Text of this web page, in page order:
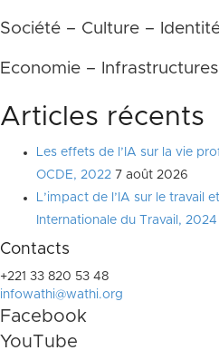
Société – Culture –
Economie –
Articles récents
Les effets de l’IA sur la vie
OCDE, 2022 7 août 2026
L’impact de l’IA sur le travail
Internationale du Travail, 2024
Contacts
+221 33 820 53 48
infowathi@wathi.org
Facebook
YouTube